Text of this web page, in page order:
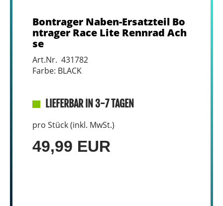
Bontrager Naben-Ersatzteil Bo
ntrager Race Lite Rennrad Ach
se
Art.Nr. 431782
Farbe: BLACK
LIEFERBAR IN 3-7 TAGEN
pro Stück (inkl. MwSt.)
49,99 EUR